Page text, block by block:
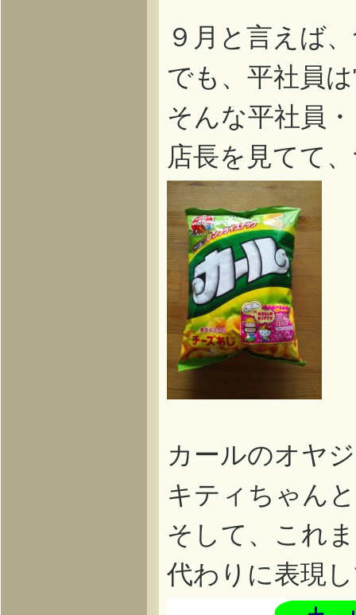
９月と言えば
でも、平社員
そんな平社員
店長を見てて
カールのオヤ
キティちゃん
そして、これ
代わりに表現